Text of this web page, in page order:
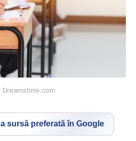
sursă preferată în Google